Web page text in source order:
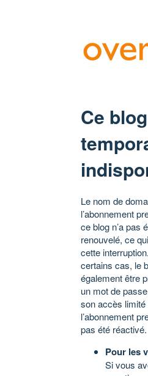
Ce
Le nom de
l’abonnement
ce blog n’a pas
renouvelé, ce
cette
certains cas, le
également être
un mot de
son accès limité
l’abonnement
pas été réactivé.
Pour les
Si vous